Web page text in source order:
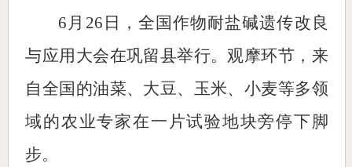
6月26日，全国作物耐盐碱遗传改良
与应用大会在巩留县举行。观摩环节，来
自全国的油菜、大豆、玉米、小麦等多领
域的农业专家在一片试验地块旁停下脚
步。